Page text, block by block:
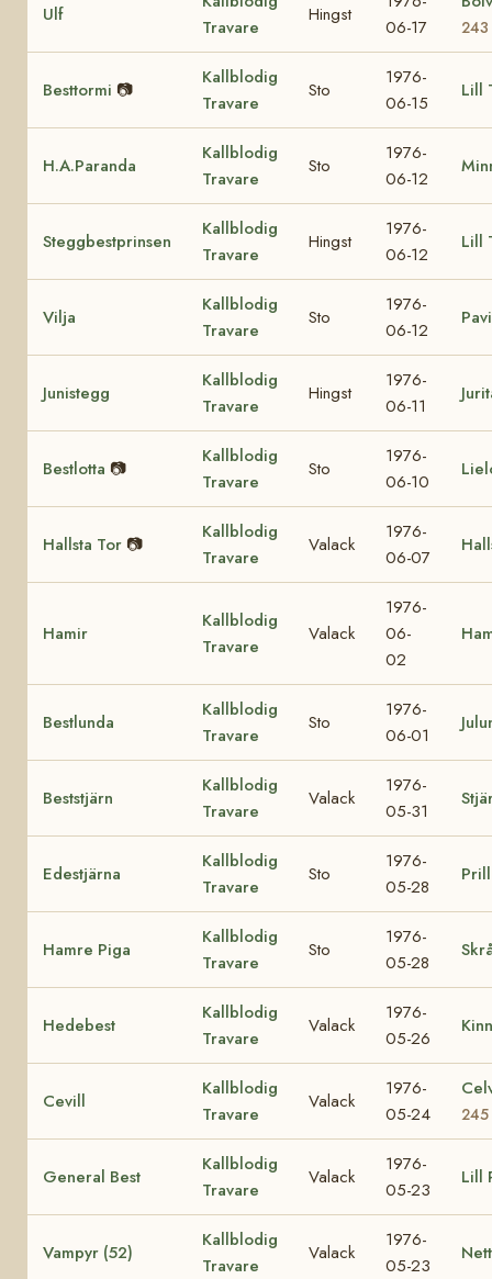
Ulf
Travare
Hingst
06-17
243
Besttormi 📷
Kallblodig
Travare
Sto
1976-
06-15
Lill
H.A.Paranda
Kallblodig
Travare
Sto
1976-
06-12
Steggbestprinsen
Kallblodig
Travare
Hingst
1976-
06-12
Lill
Vilja
Kallblodig
Travare
Sto
1976-
06-12
Junistegg
Kallblodig
Travare
Hingst
1976-
06-11
Bestlotta 📷
Kallblodig
Travare
Sto
1976-
06-10
Hallsta Tor 📷
Kallblodig
Travare
Valack
1976-
06-07
Hamir
Kallblodig
Travare
Valack
1976-
06-
02
Bestlunda
Kallblodig
Travare
Sto
1976-
06-01
Beststjärn
Kallblodig
Travare
Valack
1976-
05-31
Edestjärna
Kallblodig
Travare
Sto
1976-
05-28
Hamre Piga
Kallblodig
Travare
Sto
1976-
05-28
Hedebest
Kallblodig
Travare
Valack
1976-
05-26
Cevill
Kallblodig
Travare
Valack
1976-
05-24
245
General Best
Kallblodig
Travare
Valack
1976-
05-23
Lill
Vampyr (52)
Kallblodig
Travare
Valack
1976-
05-23